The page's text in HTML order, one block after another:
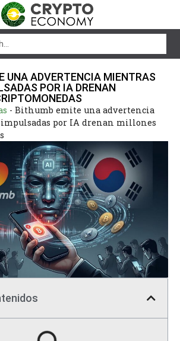
UNA ADVERTENCIA MIENTRAS
POR IA DRENAN
- Bithumb emite una advertencia
por IA drenan millones